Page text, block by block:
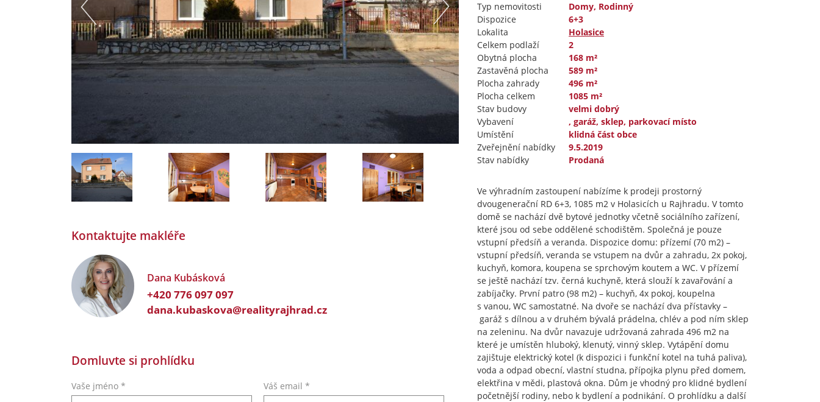
Kontaktujte makléře
Dana Kubásková
+420 776 097 097
dana.kubaskova@realityrajhrad.cz
Domluvte si prohlídku
Vaše jméno * Váš email *
Typ nemovitosti
Domy, Rodinný
Dispozice
6+3
Lokalita
Holasice
Celkem podlaží
2
Obytná plocha
168 m²
Zastavěná plocha
589 m²
Plocha zahrady
496 m²
Plocha celkem
1085 m²
Stav budovy
velmi dobrý
Vybavení
, garáž, sklep, parkovací místo
Umístění
klidná část obce
Zveřejnění nabídky
9.5.2019
Stav nabídky
Prodaná
Ve výhradním zastoupení nabízíme k prodeji prostorný
dvougenerační RD 6+3, 1085 m2 v Holasicích u Rajhradu. V tomto
domě se nachází dvě bytové jednotky včetně sociálního zařízení,
které jsou od sebe oddělené schodištěm. Společná je pouze
vstupní předsíň a veranda. Dispozice domu: přízemí (70 m2) –
vstupní předsíň, veranda se vstupem na dvůr a zahradu, 2x pokoj,
kuchyň, komora, koupena se sprchovým koutem a WC. V přízemí
se ještě nachází tzv. černá kuchyně, která slouží k zavařování a
zabíjačky. První patro (98 m2) – kuchyň, 4x pokoj, koupelna
s vanou, WC samostatné. Na dvoře se nachází dva přístavky –
garáž s dílnou a v druhém bývalá prádelna, chlév a pod ním sklep
na zeleninu. Na dvůr navazuje udržovaná zahrada 496 m2 na
které je umístěn hluboký, klenutý, vinný sklep. Vytápění domu
zajištuje elektrický kotel (k dispozici i funkční kotel na tuhá paliva),
voda a odpad obecní, vlastní studna, přípojka plynu před domem,
elektřina v mědi, plastová okna. Dům je vhodný pro klidné bydlení
početnější rodiny, nebo k bydlení a podnikání. O prohlídku a další